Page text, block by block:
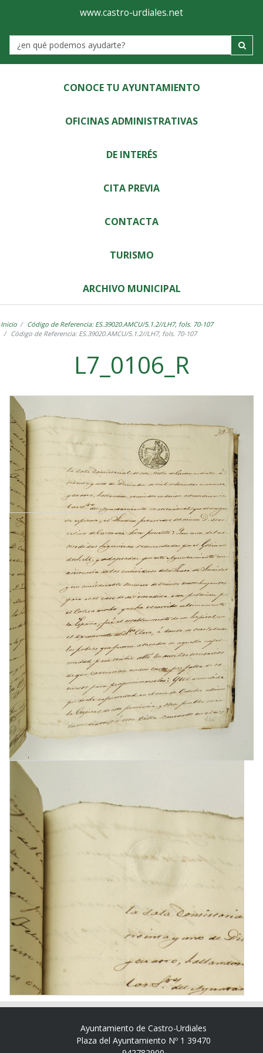
Ayuntamiento
de
Castro-
Urdiales
www.castro-urdiales.net
Label
CONOCE TU AYUNTAMIENTO
OFICINAS ADMINISTRATIVAS
DE INTERÉS
CITA PREVIA
CONTACTA
TURISMO
ARCHIVO MUNICIPAL
Inicio
Código de Referencia: ES.39020.AMCU/5.1.2//LH7, fols. 70-107
Código de Referencia: ES.39020.AMCU/5.1.2//LH7, fols. 70-107
L7_0106_R
Ayuntamiento de Castro-Urdiales
Plaza del Ayuntamiento Nº 1 39470